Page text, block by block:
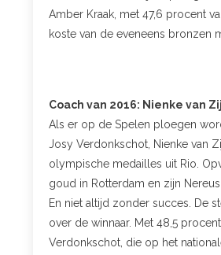
Amber Kraak, met 47,6 procent
koste van de eveneens bronzen
Coach van 2016: Nienke van
Als er op de Spelen ploegen
Josy Verdonkschot, Nienke van
olympische medailles uit Rio.
goud in Rotterdam en zijn
En niet altijd zonder succes. De
over de winnaar. Met 48,5
Verdonkschot, die op het